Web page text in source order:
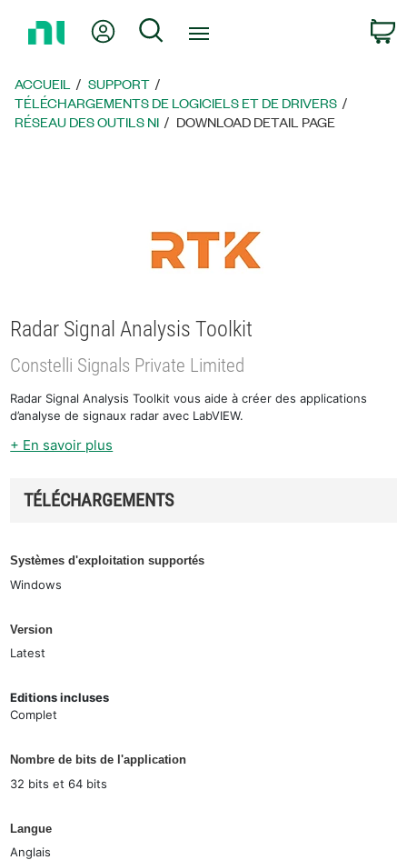
page
d’accueil
Mon compteRechercher
ACCUEIL
SUPPORT
TÉLÉCHARGEMENTS DE LOGICIELS ET DE DRIVERS
RÉSEAU DES OUTILS NI
DOWNLOAD DETAIL PAGE
Radar Signal Analysis Toolkit
Constelli Signals Private Limited
Radar Signal Analysis Toolkit vous aide à créer des applications
d’analyse de signaux radar avec LabVIEW.
+ En savoir plus
TÉLÉCHARGEMENTS
Systèmes d'exploitation supportés
Windows
Version
Latest
Editions incluses
Complet
Nombre de bits de l'application
32 bits et 64 bits
Langue
Anglais